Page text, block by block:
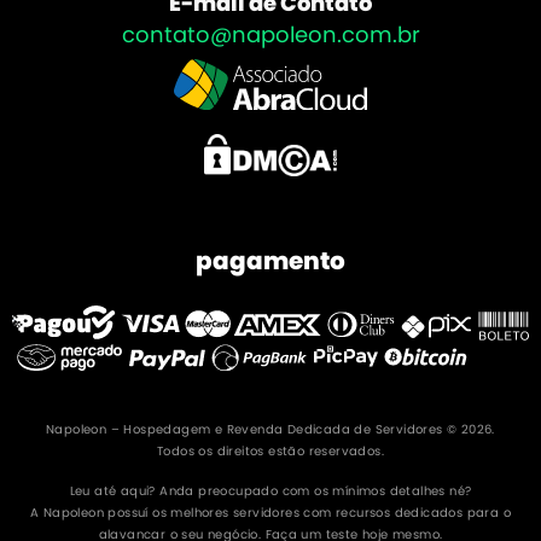
contato@napoleon.com.br
pagamento
Napoleon – Hospedagem e Revenda Dedicada de Servidores © 2026.
Todos os direitos estão reservados.
Leu até aqui? Anda preocupado com os mínimos detalhes né?
A Napoleon possuí os melhores servidores com recursos dedicados para o
alavancar o seu negócio. Faça um teste hoje mesmo.